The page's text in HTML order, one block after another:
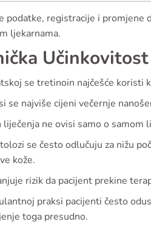
podatke, registracije i promjene
ljekarnama.
se tretinoin najčešće koristi
se najviše cijeni večernje
liječenja ne ovisi samo o
se često odlučuju za nižu
kože.
rizik da pacijent prekine
praksi pacijenti često
toga presudno.